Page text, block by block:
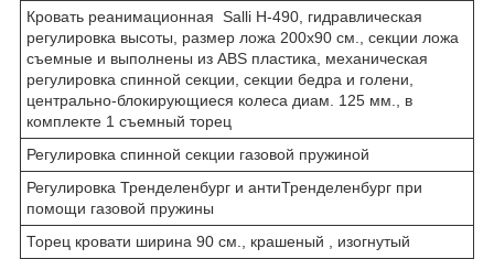
Кровать реанимационная Salli H-490, гидравлическая
регулировка высоты, размер ложа 200х90 см., секции ложа
съемные и выполнены из ABS пластика, механическая
регулировка спинной секции, секции бедра и голени,
центрально-блокирующиеся колеса диам. 125 мм., в
комплекте 1 съемный торец
Регулировка спинной секции газовой пружиной
Регулировка Тренделенбург и антиТренделенбург при
помощи газовой пружины
Торец кровати ширина 90 см., крашеный , изогнутый